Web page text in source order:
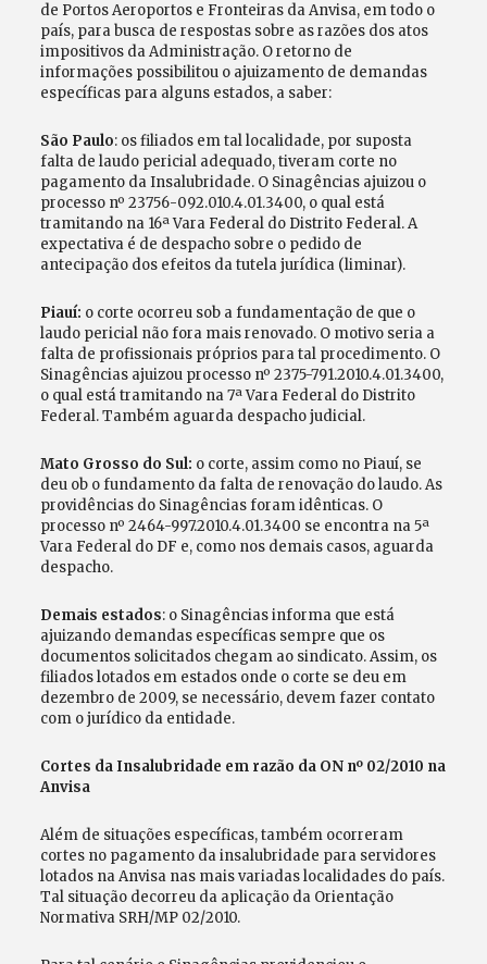
de Portos Aeroportos e Fronteiras da Anvisa, em todo o
país, para busca de respostas sobre as razões dos atos
impositivos da Administração. O retorno de
informações possibilitou o ajuizamento de demandas
específicas para alguns estados, a saber:
São Paulo: os filiados em tal localidade, por suposta
falta de laudo pericial adequado, tiveram corte no
pagamento da Insalubridade. O Sinagências ajuizou o
processo nº 23756-092.010.4.01.3400, o qual está
tramitando na 16ª Vara Federal do Distrito Federal. A
expectativa é de despacho sobre o pedido de
antecipação dos efeitos da tutela jurídica (liminar).
Piauí: o corte ocorreu sob a fundamentação de que o
laudo pericial não fora mais renovado. O motivo seria a
falta de profissionais próprios para tal procedimento. O
Sinagências ajuizou processo nº 2375-791.2010.4.01.3400,
o qual está tramitando na 7ª Vara Federal do Distrito
Federal. Também aguarda despacho judicial.
Mato Grosso do Sul: o corte, assim como no Piauí, se
deu ob o fundamento da falta de renovação do laudo. As
providências do Sinagências foram idênticas. O
processo nº 2464-997.2010.4.01.3400 se encontra na 5ª
Vara Federal do DF e, como nos demais casos, aguarda
despacho.
Demais estados: o Sinagências informa que está
ajuizando demandas específicas sempre que os
documentos solicitados chegam ao sindicato. Assim, os
filiados lotados em estados onde o corte se deu em
dezembro de 2009, se necessário, devem fazer contato
com o jurídico da entidade.
Cortes da Insalubridade em razão da ON nº 02/2010 na
Anvisa
Além de situações específicas, também ocorreram
cortes no pagamento da insalubridade para servidores
lotados na Anvisa nas mais variadas localidades do país.
Tal situação decorreu da aplicação da Orientação
Normativa SRH/MP 02/2010.